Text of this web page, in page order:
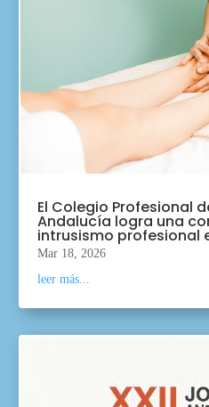
El Colegio Profesional
Andalucía logra una
intrusismo profesional
Mar 18, 2026
leer más...